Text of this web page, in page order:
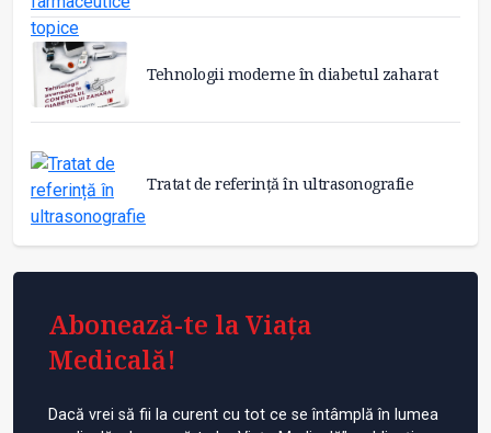
Tehnologii moderne în diabetul zaharat
Tratat de referință în ultrasonografie
Abonează-te la Viața
Medicală!
Dacă vrei să fii la curent cu tot ce se întâmplă în lumea